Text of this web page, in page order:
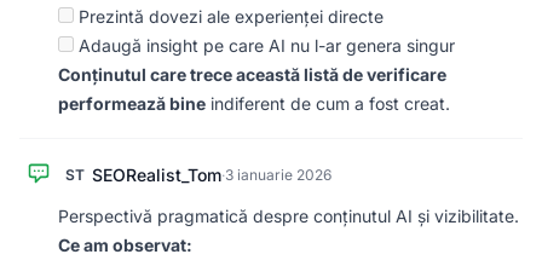
Prezintă dovezi ale experienței directe
Adaugă insight pe care AI nu l-ar genera singur
Conținutul care trece această listă de verificare
performează bine indiferent de cum a fost creat.
ST SEORealist_Tom·3 ianuarie 2026
Perspectivă pragmatică despre conținutul AI și vizibilitate.
Ce am observat: